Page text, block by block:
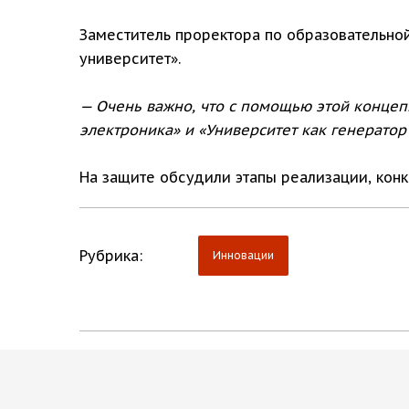
Заместитель проректора по
университет».
— Очень важно, что с помощью этой
электроника» и «Университет как
На защите обсудили этапы реализации,
Рубрика: Инновации